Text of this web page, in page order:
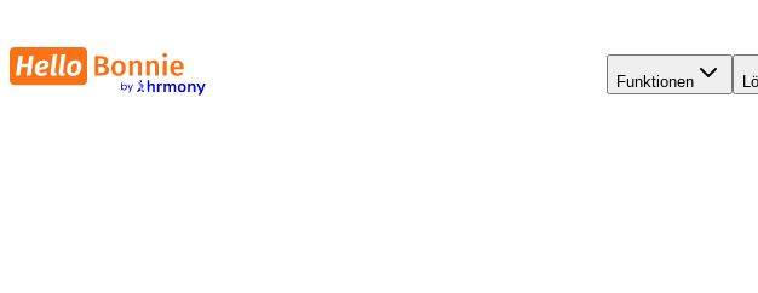
Funktionen